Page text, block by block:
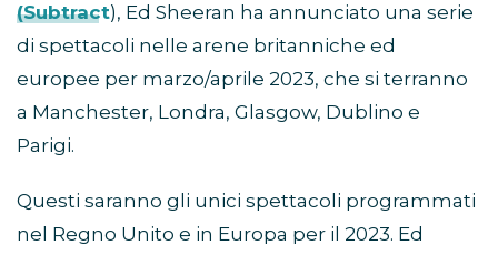
(Subtract), Ed Sheeran ha annunciato una serie
di spettacoli nelle arene britanniche ed
europee per marzo/aprile 2023, che si terranno
a Manchester, Londra, Glasgow, Dublino e
Parigi.
Questi saranno gli unici spettacoli programmati
nel Regno Unito e in Europa per il 2023. Ed